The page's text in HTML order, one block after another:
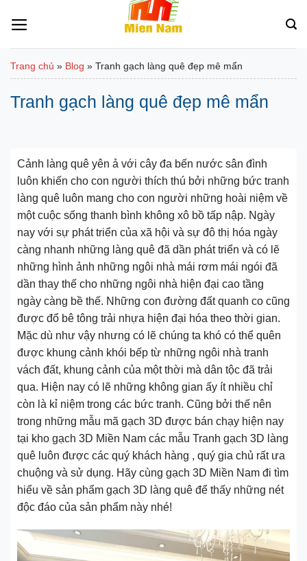
qua
Trang chủ » Blog » Tranh gạch làng quê đẹp mê mẩn
Tranh gạch làng quê đẹp mê mẩn
Cảnh làng quê yên ả với cây đa bến nước sân đình
luôn khiến cho con người thích thú bởi những bức tranh
làng quê luôn mang cho con người những hoài niệm về
một cuộc sống thanh bình không xô bồ tấp nập. Ngày
nay với sự phát triển của xã hội và sự đô thị hóa ngày
càng nhanh những làng quê đã dần phát triển và có lẽ
những hình ảnh những ngôi nhà mái rơm mái ngói đã
dần thay thế cho những ngôi nhà hiện đại cao tầng
ngày càng bề thế. Những con đường đất quanh co cũng
được đổ bê tông trải nhựa hiện đại hóa theo thời gian.
Mặc dù như vậy nhưng có lẽ chúng ta khó có thể quên
được khung cảnh khói bếp từ những ngôi nhà tranh
vách đất, khung cảnh của một thời mà dân tộc đã trải
qua. Hiện nay có lẽ những không gian ấy ít nhiều chỉ
còn là kỉ niệm trong các bức tranh. Cũng bởi thế nên
trong những mẫu mã gạch 3D được bán chạy hiện nay
tại kho gạch 3D Miền Nam các mẫu Tranh gạch 3D làng
quê luôn được các quý khách hàng , quý gia chủ rất ưa
chuộng và sử dụng. Hãy cùng gạch 3D Miền Nam đi tìm
hiểu về sản phẩm gạch 3D làng quê để thấy những nét
độc đáo của sản phẩm này nhé!